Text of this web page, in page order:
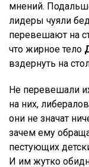
мнений.
лидеры чуяли
перевешают на
что жирное тело
вздернуть на
Не перевешали
на них,
они не значат
зачем ему
пестующих
И им жутко